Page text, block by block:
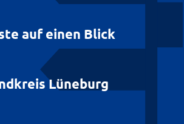
auf einen Blick
Lüneburg